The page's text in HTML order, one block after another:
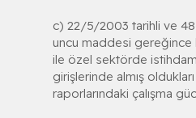
c) 22/5/2003 tarihli ve
uncu maddesi gereğince
ile özel sektörde
girişlerinde almış
raporlarındaki çalışma